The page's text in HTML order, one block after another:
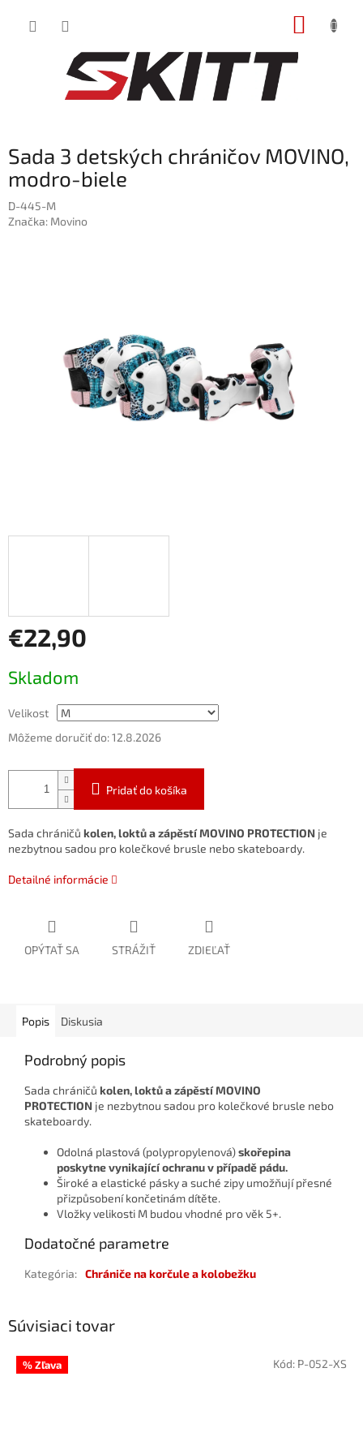
Sada 3 detských chráničov MOVINO,
modro-biele
D-445-M
Značka: Movino
€22,90
cena:
Skladom
Velikost
Môžeme doručiť do:12.8.2026
Pridať do košíka
Sada chráničů kolen, loktů a zápěstíMOVINO PROTECTION je
nezbytnou sadou pro kolečkové brusle nebo skateboardy.
Detailné informácie
OPÝTAŤ SA STRÁŽIŤ ZDIEĽAŤ
Popis Diskusia
Podrobný popis
Sada chráničů kolen, loktů a zápěstíMOVINO
PROTECTION je nezbytnou sadou pro kolečkové brusle nebo
skateboardy.
Odolná plastová (polypropylenová)skořepina
poskytne vynikající ochranu v případě pádu.
Široké a elastické pásky a suché zipy umožňují přesné
přizpůsobení končetinám dítěte.
Vložky velikosti M budou vhodné pro věk 5+.
Dodatočné parametre
Kategória: Chrániče na korčule a kolobežku
Súvisiaci tovar
% Zľava Kód: P-052-XS